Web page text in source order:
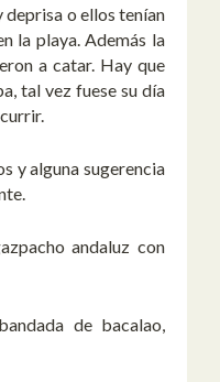
deprisa o ellos tenían
la playa. Además la
a catar. Hay que
tal vez fuese su día
y alguna sugerencia
andaluz con
de bacalao,